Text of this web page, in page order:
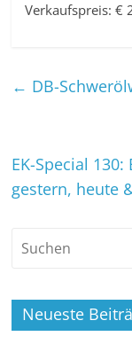
Verkaufspreis: €
← DB-
EK-Special
gestern, heute
Neueste